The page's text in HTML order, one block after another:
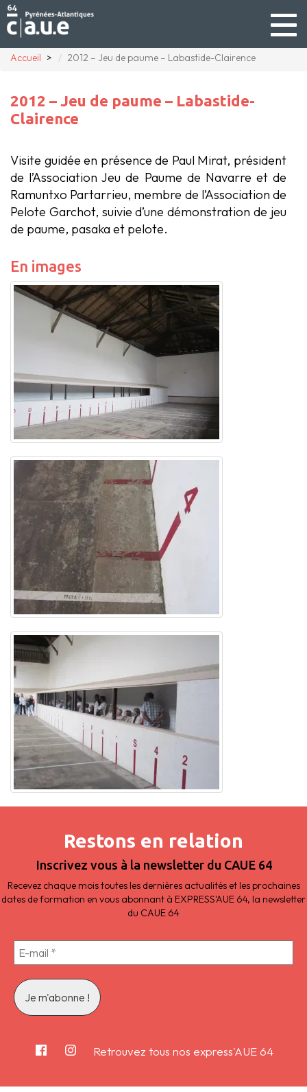
Accueil
2012 – Jeu de paume – Labastide-Clairence
2012 – Jeu de paume – Labastide-
Clairence
Visite guidée en présence de Paul Mirat, président
de l’Association Jeu de Paume de Navarre et de
Ramuntxo Partarrieu, membre de l’Association de
Pelote Garchot, suivie d’une démonstration de jeu
de paume, pasaka et pelote.
En images
Restons en relation
Inscrivez vous à la newsletter du CAUE 64
Recevez chaque mois toutes les dernières actualités et les prochaines
dates de formation en vous abonnant à EXPRESS'AUE 64, la newsletter
du CAUE 64
Retrouvez tous nos express'AUE 64